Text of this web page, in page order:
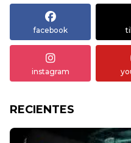
facebook
instagram
RECIENTES